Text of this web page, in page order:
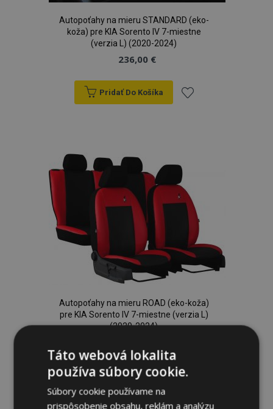
Autopoťahy na mieru STANDARD (eko-
koža) pre KIA Sorento IV 7-miestne
(verzia L) (2020-2024)
236,00 €
Pridať Do Košíka
zoznamu
prianí
Autopoťahy na mieru ROAD (eko-koža)
pre KIA Sorento IV 7-miestne (verzia L)
(2020-2024)
Pridať Do Košíka
Táto webová lokalita
používa súbory cookie.
Súbory cookie používame na
prispôsobenie obsahu, reklám a analýzu